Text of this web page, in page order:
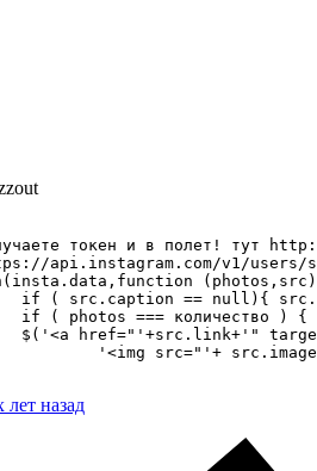
токен и в полет! тут
лет назад